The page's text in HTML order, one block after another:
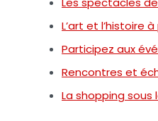
L’art et l’histoire
Participez aux
Rencontres et
La shopping sous